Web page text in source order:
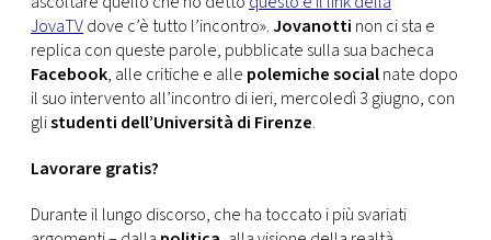
CONSIGLIA
JovaTVdove c’è tutto l’incontro».Jovanotti non ci sta e
replica con queste parole, pubblicate sulla sua bacheca
Facebook, alle critiche e alle polemiche socialnate dopo
il suo intervento all’incontro di ieri, mercoledì 3 giugno, con
glistudenti dell’Università di Firenze.
Lavorare gratis?
Durante il lungo discorso, che ha toccato i più svariati